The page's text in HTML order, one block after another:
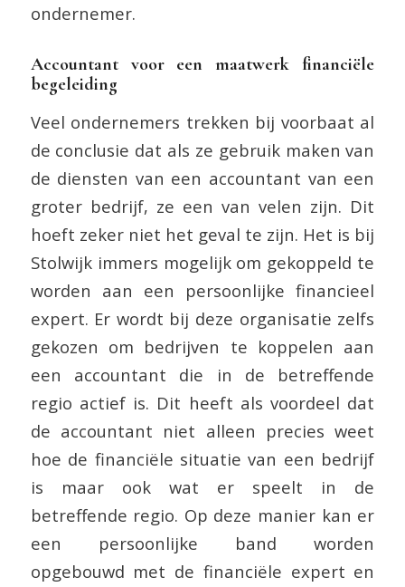
ondernemer.
Accountant voor een maatwerk financiële
begeleiding
Veel ondernemers trekken bij voorbaat al
de conclusie dat als ze gebruik maken van
de diensten van een accountant van een
groter bedrijf, ze een van velen zijn. Dit
hoeft zeker niet het geval te zijn. Het is bij
Stolwijk immers mogelijk om gekoppeld te
worden aan een persoonlijke financieel
expert. Er wordt bij deze organisatie zelfs
gekozen om bedrijven te koppelen aan
een accountant die in de betreffende
regio actief is. Dit heeft als voordeel dat
de accountant niet alleen precies weet
hoe de financiële situatie van een bedrijf
is maar ook wat er speelt in de
betreffende regio. Op deze manier kan er
een persoonlijke band worden
opgebouwd met de financiële expert en